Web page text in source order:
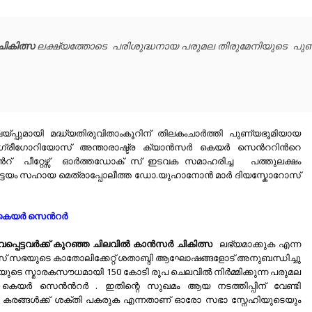
മദ്ധ്യതിരുവിതാംകൂറിന്‌ തിലകംചാർത്തി പുണ്യഭൂമിയായ
അന്താരാഷ്ട്ര ക്യാൻസർ കെയർ സെന്‍ററിന്‍റെ
പീറ്റേഴ്സ് ഓര്‍ത്തഡോക് സ് ഇടവക സമാഹരിച്ച പത്തുലക്ഷം
സഹായ മെത്രാപ്പോലീത്ത ഡോ.യുഹാനോന്‍ മാര്‍ ദിയസ്കോറോസ്
സെന്‍റര്‍
കുറഞ്ഞ ചിലവിൽ കാൻസർ ചികിത്സലഭ്യമാക്കുക എന്ന
സഭയുടെ കാതോലിക്കേറ്റ് ശതാബ്ദി ആഘോഷങ്ങളോട് അനുബന്ധിച്ചു
സ്മാരകസൗധമായി 150 കോടി രൂപ ചെലവിൽ നിർമ്മിക്കുന്ന പരുമല
സെൻന്‍റർ . ഇതിന്റെ സുഖമം ആയ നടത്തിപ്പിന് വേണ്ടി
കരങ്ങള്‍ക്ക് ശക്തി പകരുക എന്നതാണ് ഓരോ സഭാ സ്നേഹിയുടെയും